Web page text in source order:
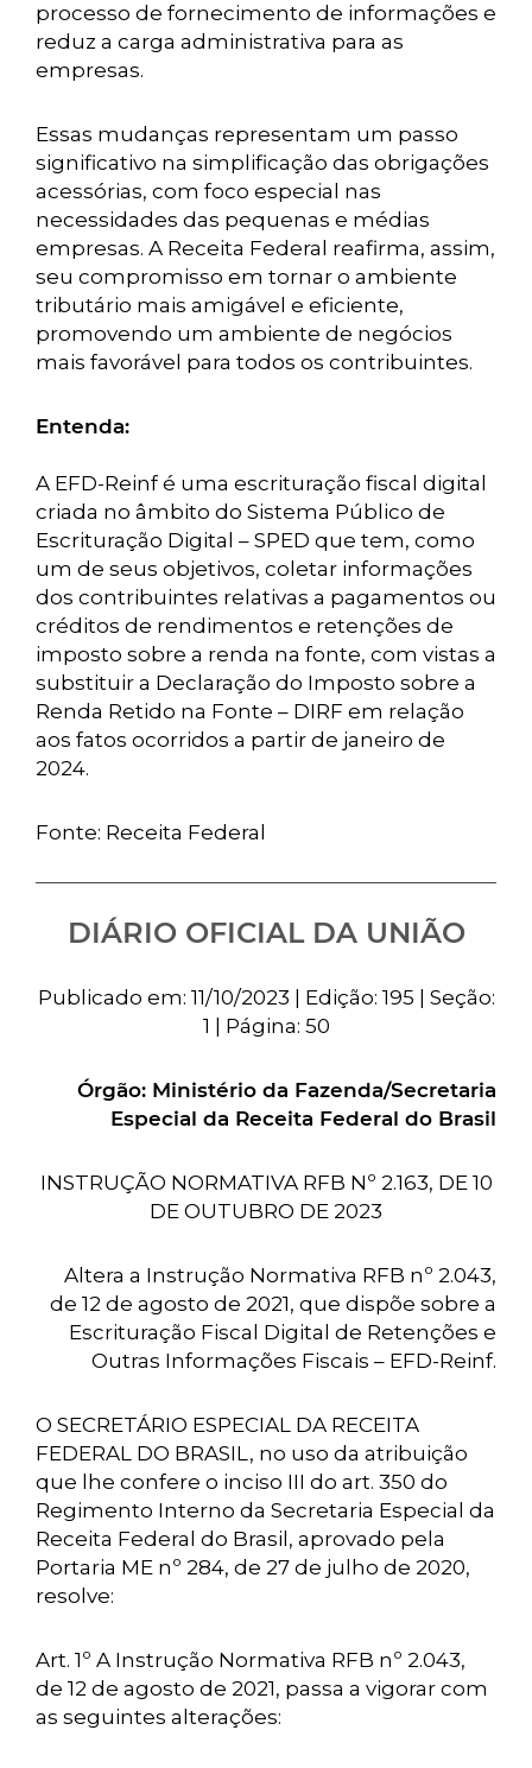
processo de fornecimento de informações e
reduz a carga administrativa para as
empresas.
Essas mudanças representam um passo
significativo na simplificação das obrigações
acessórias, com foco especial nas
necessidades das pequenas e médias
empresas. A Receita Federal reafirma, assim,
seu compromisso em tornar o ambiente
tributário mais amigável e eficiente,
promovendo um ambiente de negócios
mais favorável para todos os contribuintes.
Entenda:
A EFD-Reinf é uma escrituração fiscal digital
criada no âmbito do Sistema Público de
Escrituração Digital – SPED que tem, como
um de seus objetivos, coletar informações
dos contribuintes relativas a pagamentos ou
créditos de rendimentos e retenções de
imposto sobre a renda na fonte, com vistas a
substituir a Declaração do Imposto sobre a
Renda Retido na Fonte – DIRF em relação
aos fatos ocorridos a partir de janeiro de
2024.
Fonte: Receita Federal
DIÁRIO OFICIAL DA UNIÃO
Publicado em: 11/10/2023 | Edição: 195 | Seção:
1 | Página: 50
Órgão: Ministério da Fazenda/Secretaria
Especial da Receita Federal do Brasil
INSTRUÇÃO NORMATIVA RFB Nº 2.163, DE 10
DE OUTUBRO DE 2023
Altera a Instrução Normativa RFB nº 2.043,
de 12 de agosto de 2021, que dispõe sobre a
Escrituração Fiscal Digital de Retenções e
Outras Informações Fiscais – EFD-Reinf.
O SECRETÁRIO ESPECIAL DA RECEITA
FEDERAL DO BRASIL, no uso da atribuição
que lhe confere o inciso III do art. 350 do
Regimento Interno da Secretaria Especial da
Receita Federal do Brasil, aprovado pela
Portaria ME nº 284, de 27 de julho de 2020,
resolve:
Art. 1º A Instrução Normativa RFB nº 2.043,
de 12 de agosto de 2021, passa a vigorar com
as seguintes alterações: